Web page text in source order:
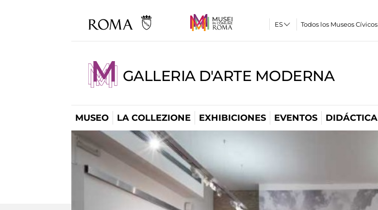
Todos los Museos Cívicos
GALLERIA D'ARTE MODERNA
MUSEO LA COLLEZIONE EXHIBICIONES EVENTOS DIDÁCTICA